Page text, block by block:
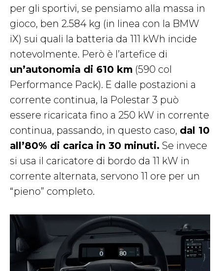
per gli sportivi, se pensiamo alla massa in
gioco, ben 2.584 kg (in linea con la BMW
iX) sui quali la batteria da 111 kWh incide
notevolmente. Però è l’artefice di
un’autonomia di 610 km (590 col
Performance Pack). E dalle postazioni a
corrente continua, la Polestar 3 può
essere ricaricata fino a 250 kW in corrente
continua, passando, in questo caso, dal 10
all’80% di carica in 30 minuti. Se invece
si usa il caricatore di bordo da 11 kW in
corrente alternata, servono 11 ore per un
“pieno” completo.